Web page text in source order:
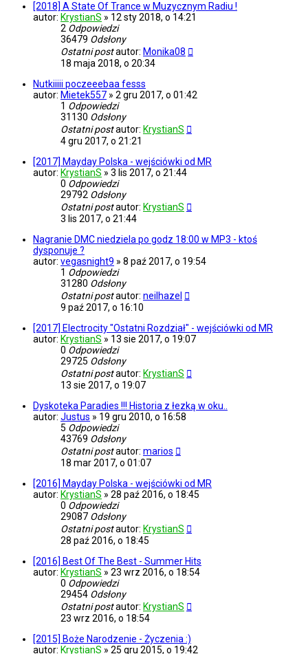
[2018] A State Of Trance w Muzycznym Radiu !
autor: KrystianS » 12 sty 2018, o 14:21
2 Odpowiedzi
36479 Odsłony
Ostatni postautor: Monika08
18 maja 2018, o 20:34
Nutkiiiii poczeeebaa fesss
autor: Mietek557 » 2 gru 2017, o 01:42
1 Odpowiedzi
31130 Odsłony
Ostatni postautor: KrystianS
4 gru 2017, o 21:21
[2017] Mayday Polska - wejściówki od MR
autor: KrystianS » 3 lis 2017, o 21:44
0 Odpowiedzi
29792 Odsłony
Ostatni postautor: KrystianS
3 lis 2017, o 21:44
Nagranie DMC niedziela po godz 18:00 w MP3 - ktoś
dysponuje ?
autor: vegasnight9 » 8 paź 2017, o 19:54
1 Odpowiedzi
31280 Odsłony
Ostatni postautor: neilhazel
9 paź 2017, o 16:10
[2017] Electrocity "Ostatni Rozdział" - wejściówki od MR
autor: KrystianS » 13 sie 2017, o 19:07
0 Odpowiedzi
29725 Odsłony
Ostatni postautor: KrystianS
13 sie 2017, o 19:07
Dyskoteka Paradies !!! Historia z łezką w oku..
autor: Justus » 19 gru 2010, o 16:58
5 Odpowiedzi
43769 Odsłony
Ostatni postautor: marios
18 mar 2017, o 01:07
[2016] Mayday Polska - wejściówki od MR
autor: KrystianS » 28 paź 2016, o 18:45
0 Odpowiedzi
29087 Odsłony
Ostatni postautor: KrystianS
28 paź 2016, o 18:45
[2016] Best Of The Best - Summer Hits
autor: KrystianS » 23 wrz 2016, o 18:54
0 Odpowiedzi
29454 Odsłony
Ostatni postautor: KrystianS
23 wrz 2016, o 18:54
[2015] Boże Narodzenie - Życzenia :)
autor: KrystianS » 25 gru 2015, o 19:42